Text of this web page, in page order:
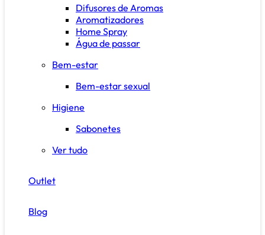
Difusores de Aromas
Aromatizadores
Home Spray
Água de passar
Bem-estar
Bem-estar sexual
Higiene
Sabonetes
Ver tudo
Outlet
Blog